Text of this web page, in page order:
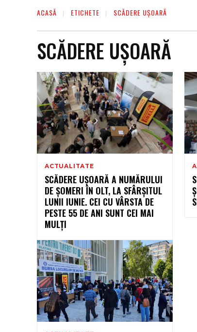
ACASĂ ETICHETE SCĂDERE UȘOARĂ
SCĂDERE UȘOARĂ
ACTUALITATE
SCĂDERE UȘOARĂ A NUMĂRULUI
DE ȘOMERI ÎN OLT, LA SFÂRȘITUL
LUNII IUNIE. CEI CU VÂRSTA DE
PESTE 55 DE ANI SUNT CEI MAI
MULȚI